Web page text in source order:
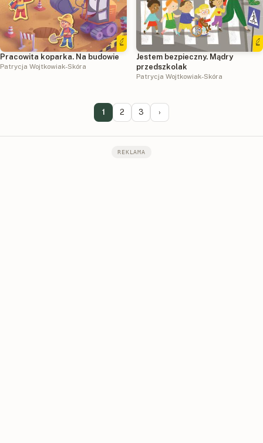
Pracowita koparka. Na budowie
Patrycja Wojtkowiak-Skóra
Jestem bezpieczny. Mądry
przedszkolak
Patrycja Wojtkowiak-Skóra
1 2 3 ›
REKLAMA